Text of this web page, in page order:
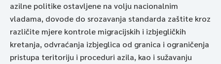
azilne politike ostavljene na volju nacionalnim
vladama, dovode do srozavanja standarda zaštite kroz
različite mjere kontrole migracijskih i izbjegličkih
kretanja, odvraćanja izbjeglica od granica i ograničenja
pristupa teritoriju i proceduri azila, kao i sužavanju